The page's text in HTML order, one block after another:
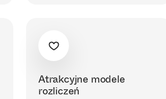
Atrakcyjne modele
rozliczeń